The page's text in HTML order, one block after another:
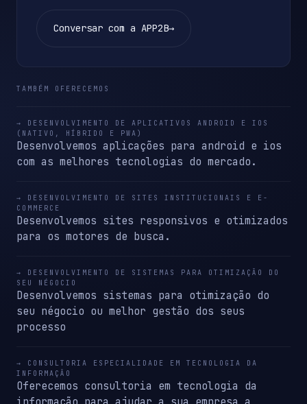
Conversar com a APP2B→
TAMBÉM OFERECEMOS
→ DESENVOLVIMENTO DE APLICATIVOS ANDROID E IOS
(NATIVO, HÍBRIDO E PWA)
Desenvolvemos aplicações para android e ios
com as melhores tecnologias do mercado.
→ DESENVOLVIMENTO DE SITES INSTITUCIONAIS E E-
COMMERCE
Desenvolvemos sites responsivos e otimizados
para os motores de busca.
→ DESENVOLVIMENTO DE SISTEMAS PARA OTIMIZAÇÃO DO
SEU NÉGOCIO
Desenvolvemos sistemas para otimização do
seu négocio ou melhor gestão dos seus
processo
→ CONSULTORIA ESPECIALIDADE EM TECNOLOGIA DA
INFORMAÇÃO
Oferecemos consultoria em tecnologia da